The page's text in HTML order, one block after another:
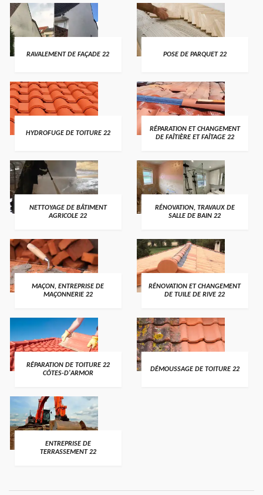
RAVALEMENT DE FAÇADE 22 POSE DE PARQUET 22
HYDROFUGE DE TOITURE 22
RÉPARATION ET CHANGEMENT
DE FAÎTIÈRE ET FAÎTAGE 22
NETTOYAGE DE BÂTIMENT
AGRICOLE 22
RÉNOVATION, TRAVAUX DE
SALLE DE BAIN 22
MAÇON, ENTREPRISE DE
MAÇONNERIE 22
RÉNOVATION ET CHANGEMENT
DE TUILE DE RIVE 22
RÉPARATION DE TOITURE 22
CÔTES-D'ARMOR
DÉMOUSSAGE DE TOITURE 22
ENTREPRISE DE
TERRASSEMENT 22